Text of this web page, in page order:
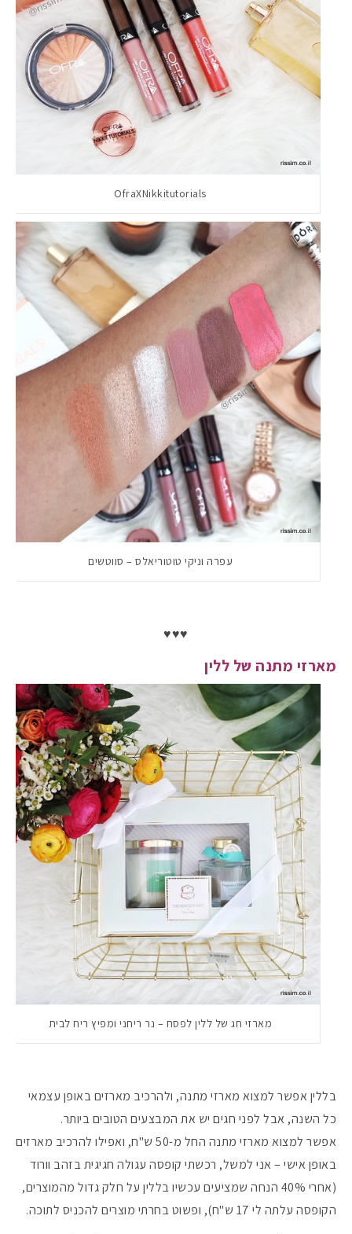
OfraXNikkitutorials
עפרה וניקי טוטוריאלס – סווטשים
♥♥♥
מארזי מתנה של ללין
מארזי חג של ללין לפסח – נר ריחני ומפיץ ריח לבית
בללין אפשר למצוא מארזי מתנה, ולהרכיב מארזים באופן עצמאי
כל השנה, אבל לפני חגים יש את המבצעים הטובים ביותר.
אפשר למצוא מארזי מתנה החל מ-50 ש"ח, ואפילו להרכיב מארזים
באופן אישי – אני למשל, רכשתי קופסה עגולה חגיגית בזהב וורוד
(אחרי 40% הנחה שמציעים עכשיו בללין על חלק גדול מהמוצרים,
הקופסה עלתה לי 17 ש"ח), ופשוט בחרתי מוצרים להכניס לתוכה.